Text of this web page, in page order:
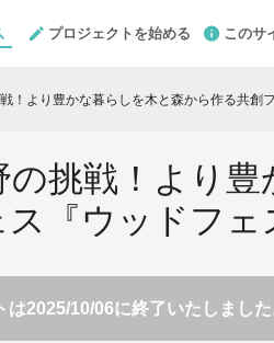
プロジェクトを始める このサ
！より豊かな暮らしを木と森から作る共創
挑戦！より豊
ス『ウッドフェ
は2025/10/06に終了いたしまし